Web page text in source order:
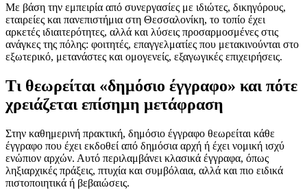
Με βάση την εμπειρία από συνεργασίες με ιδιώτες, δικηγόρους,
εταιρείες και πανεπιστήμια στη Θεσσαλονίκη, το τοπίο έχει
αρκετές ιδιαιτερότητες, αλλά και λύσεις προσαρμοσμένες στις
ανάγκες της πόλης: φοιτητές, επαγγελματίες που μετακινούνται στο
εξωτερικό, μετανάστες και ομογενείς, εξαγωγικές επιχειρήσεις.
Τι θεωρείται «δημόσιο έγγραφο» και πότε
χρειάζεται επίσημη μετάφραση
Στην καθημερινή πρακτική, δημόσιο έγγραφο θεωρείται κάθε
έγγραφο που έχει εκδοθεί από δημόσια αρχή ή έχει νομική ισχύ
ενώπιον αρχών. Αυτό περιλαμβάνει κλασικά έγγραφα, όπως
ληξιαρχικές πράξεις, πτυχία και συμβόλαια, αλλά και πιο ειδικά
πιστοποιητικά ή βεβαιώσεις.